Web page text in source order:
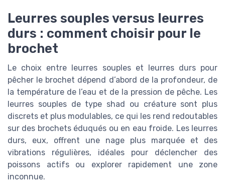
Leurres souples versus leurres
durs : comment choisir pour le
brochet
Le choix entre leurres souples et leurres durs pour
pêcher le brochet dépend d’abord de la profondeur, de
la température de l’eau et de la pression de pêche. Les
leurres souples de type shad ou créature sont plus
discrets et plus modulables, ce qui les rend redoutables
sur des brochets éduqués ou en eau froide. Les leurres
durs, eux, offrent une nage plus marquée et des
vibrations régulières, idéales pour déclencher des
poissons actifs ou explorer rapidement une zone
inconnue.